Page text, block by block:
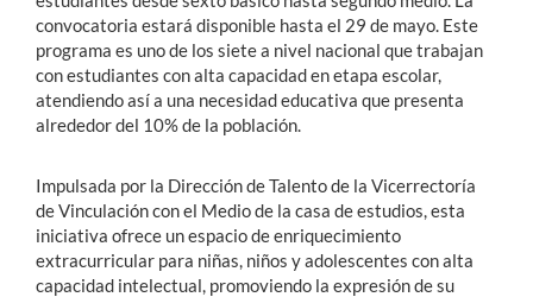
convocatoria estará disponible hasta el 29 de mayo. Este
programa es uno de los siete a nivel nacional que trabajan
con estudiantes con alta capacidad en etapa escolar,
atendiendo así a una necesidad educativa que presenta
alrededor del 10% de la población.
Impulsada por la Dirección de Talento de la Vicerrectoría
de Vinculación con el Medio de la casa de estudios, esta
iniciativa ofrece un espacio de enriquecimiento
extracurricular para niñas, niños y adolescentes con alta
capacidad intelectual, promoviendo la expresión de su